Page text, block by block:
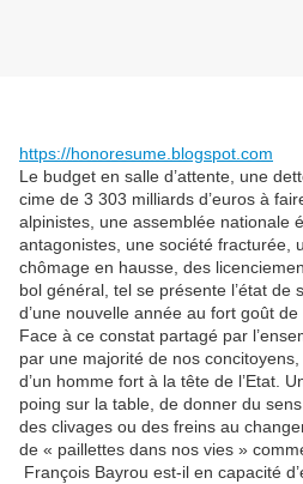
https://honoresume.blogspot.com
Le budget en salle d’attente, une
cime de 3 303 milliards d’euros à
alpinistes, une assemblée nationale
antagonistes, une société fracturée,
chômage en hausse, des
bol général, tel se présente l’état de
d’une nouvelle année au fort goût de
Face à ce constat partagé par
par une majorité de nos
d’un homme fort à la tête de l’Etat.
poing sur la table, de donner du
des clivages ou des freins au
de « paillettes dans nos vies »
François Bayrou est-il en capacité